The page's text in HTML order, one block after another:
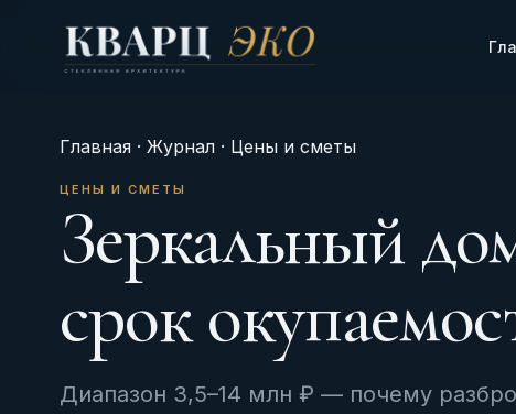
Главная· Журнал· Цены и сметы
ЦЕНЫ И СМЕТЫ
Зеркальный
срок
Диапазон 3,5–14 млн ₽ — почему